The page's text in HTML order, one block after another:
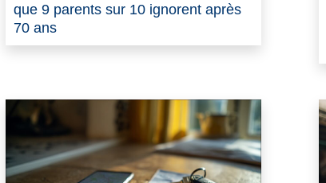
que 9 parents sur 10 ignorent après
70 ans